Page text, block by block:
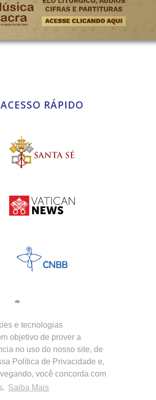
e tecnologias
objetivo de prover a
no uso do nosso site, de
Política de Privacidade e,
você concorda com
Saiba Mais
ACESSO RÁPIDO